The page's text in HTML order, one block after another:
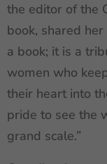
the editor of the
book, shared
a book; it is a
women who
their heart into
pride to see the
grand scale.”